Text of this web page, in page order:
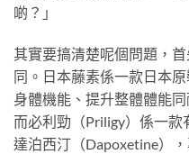
啲？」
其實要搞清楚呢個問題，
同。日本藤素係一款日本
身體機能、提升整體體能
而必利勁（Priligy）係一款
達泊西汀（Dapoxetine）